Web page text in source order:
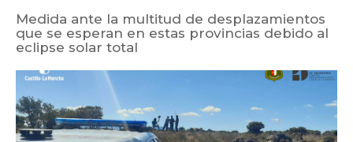
Medida ante la multitud de desplazamientos
que se esperan en estas provincias debido al
eclipse solar total